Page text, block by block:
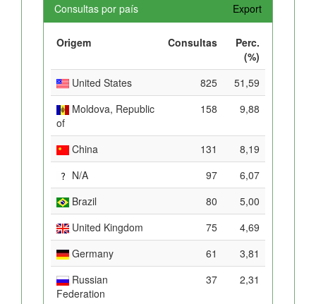
Consultas por país Export
Origem Consultas
Perc.
(%)
United States
825
51,59
Moldova, Republic
of
158 9,88
China 131
8,19
N/A
97
6,07
Brazil
80
5,00
United Kingdom
75
4,69
Germany
61
3,81
Russian
Federation
37 2,31